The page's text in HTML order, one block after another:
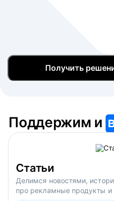
Получить
Поддержим и
Статьи
Делимся новостями,
про рекламные продукты и